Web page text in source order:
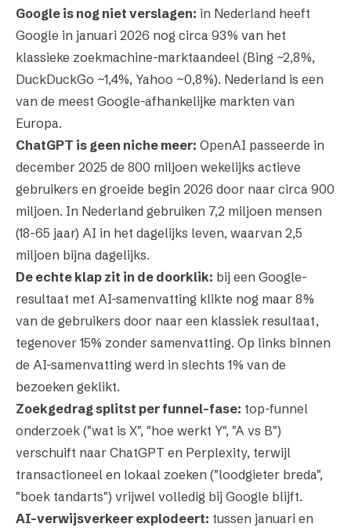
Google is nog niet verslagen: in Nederland heeft
Google in januari 2026 nog circa 93% van het
klassieke zoekmachine-marktaandeel (Bing ~2,8%,
DuckDuckGo ~1,4%, Yahoo ~0,8%). Nederland is een
van de meest Google-afhankelijke markten van
Europa.
ChatGPT is geen niche meer: OpenAI passeerde in
december 2025 de 800 miljoen wekelijks actieve
gebruikers en groeide begin 2026 door naar circa 900
miljoen. In Nederland gebruiken 7,2 miljoen mensen
(18-65 jaar) AI in het dagelijks leven, waarvan 2,5
miljoen bijna dagelijks.
De echte klap zit in de doorklik: bij een Google-
resultaat met AI-samenvatting klikte nog maar 8%
van de gebruikers door naar een klassiek resultaat,
tegenover 15% zonder samenvatting. Op links binnen
de AI-samenvatting werd in slechts 1% van de
bezoeken geklikt.
Zoekgedrag splitst per funnel-fase: top-funnel
onderzoek ("wat is X", "hoe werkt Y", "A vs B")
verschuift naar ChatGPT en Perplexity, terwijl
transactioneel en lokaal zoeken ("loodgieter breda",
"boek tandarts") vrijwel volledig bij Google blijft.
AI-verwijsverkeer explodeert: tussen januari en